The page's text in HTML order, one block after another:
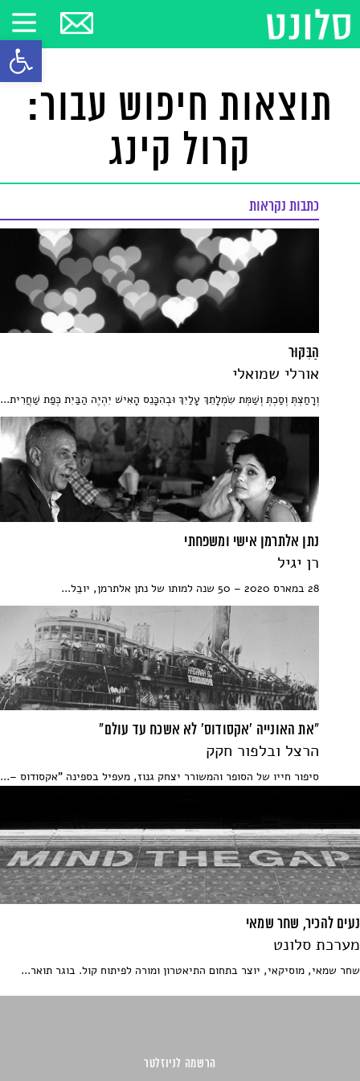
פתח
תוצאות חיפוש עבור:
קרול קינג
כתבות נקראות
הַבִּקּוּר
אורלי שמואלי
וְרָחַצְתְּ וְסַכְתְּ וְשַׁמְּת שִׂמְלָתֵךְ עָלַיִךְ וּבְהִכָּנֵס הָאִישׁ יִהְיֶה הַבַּיִת כְּפַת שַׁחֲרִית...
נתן אלתרמן אישי ומשפחתי
רן יגיל
28 במארס 2020 – 50 שנה למותו של נתן אלתרמן, יובֵל...
"את האונייה 'אקסודוס' לא אשכח עד עולם"
הרצל ובלפור חקק
סיפור חייו של הסופר והמשורר יצחק גנוז, מעפיל בספינה "אקסודוס –...
נעים להכיר, שחר שמאי
מערכת סלונט
שחר שמאי, מוסיקאי, יוצר בתחום התיאטרון ומורה לפיתוח קול. בוגר תואר...
הרשמה לניוזלטר